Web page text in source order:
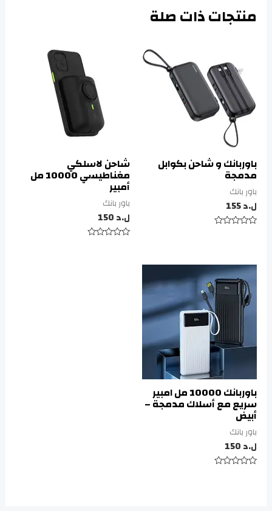
منتجات ذات صلة
باوربانك و شاحن بكوابل
مدمجة
باور بانك
ل.د
5
شاحن لاسلكي
مغناطيسي 10000 مل
أمبير
باور بانك
ل.د
باوربانك 10000 مل امبير
سريع مع أسلاك مدمجة –
أبيض
باور بانك
ل.د